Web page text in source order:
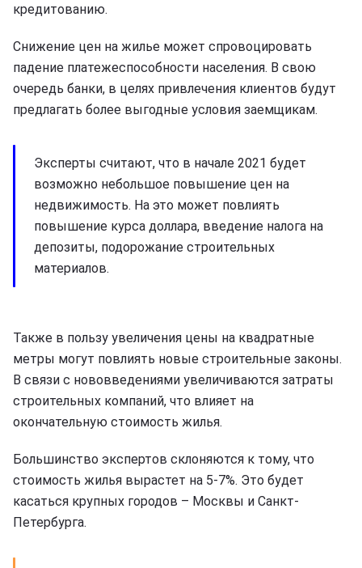
кредитованию.
Снижение цен на жилье может спровоцировать
падение платежеспособности населения. В свою
очередь банки, в целях привлечения клиентов будут
предлагать более выгодные условия заемщикам.
Эксперты считают, что в начале 2021 будет
возможно небольшое повышение цен на
недвижимость. На это может повлиять
повышение курса доллара, введение налога на
депозиты, подорожание строительных
материалов.
Также в пользу увеличения цены на квадратные
метры могут повлиять новые строительные законы.
В связи с нововведениями увеличиваются затраты
строительных компаний, что влияет на
окончательную стоимость жилья.
Большинство экспертов склоняются к тому, что
стоимость жилья вырастет на 5-7%. Это будет
касаться крупных городов – Москвы и Санкт-
Петербурга.